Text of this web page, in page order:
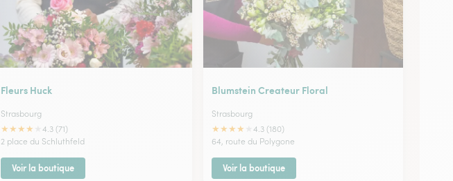
Fleurs Huck
Strasbourg
★★★★
4.3 (71)
2 place du Schluthfeld
Voir la boutique
Blumstein Createur Floral
Strasbourg
★★★★
4.3 (180)
64, route du Polygone
Voir la boutique